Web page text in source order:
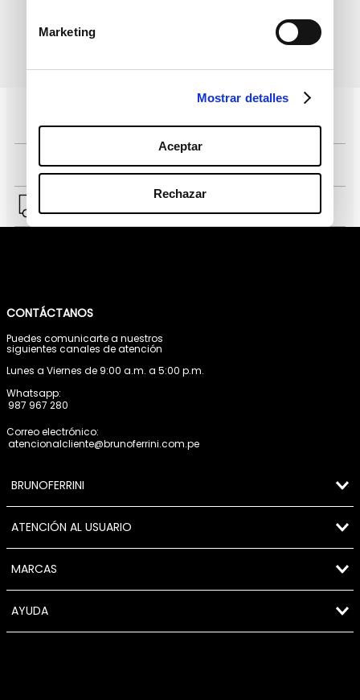
Marketing
Mostrar detalles
Aceptar
Rechazar
datos personales
Pagos 100% seguros, página certificada
Comprar fácil en solo 4 pasos
CONTÁCTANOS
Puedes comunicarte a nuestros
siguientes canales de atención
Lunes a Viernes de 9:00 a.m. a 5:00 p.m.
Whatsapp:
987 967 280
Correo electrónico:
atencionalcliente@brunoferrini.com.pe
BRUNOFERRINI
ATENCIÓN AL USUARIO
MARCAS
AYUDA